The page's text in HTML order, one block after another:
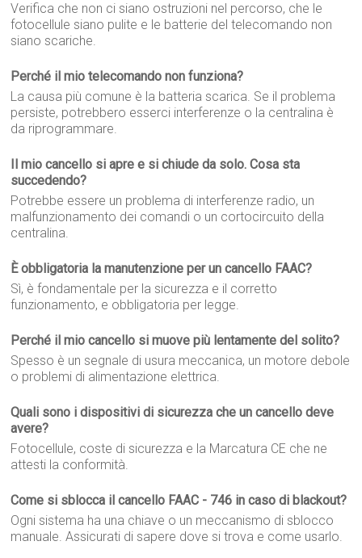
Verifica che non ci siano ostruzioni nel percorso, che le
fotocellule siano pulite e le batterie del telecomando non
siano scariche.
Perché il mio telecomando non funziona?
La causa più comune è la batteria scarica. Se il problema
persiste, potrebbero esserci interferenze o la centralina è
da riprogrammare.
Il mio cancello si apre e si chiude da solo. Cosa sta
succedendo?
Potrebbe essere un problema di interferenze radio, un
malfunzionamento dei comandi o un cortocircuito della
centralina.
È obbligatoria la manutenzione per un cancello FAAC?
Sì, è fondamentale per la sicurezza e il corretto
funzionamento, e obbligatoria per legge.
Perché il mio cancello si muove più lentamente del solito?
Spesso è un segnale di usura meccanica, un motore debole
o problemi di alimentazione elettrica.
Quali sono i dispositivi di sicurezza che un cancello deve
avere?
Fotocellule, coste di sicurezza e la Marcatura CE che ne
attesti la conformità.
Come si sblocca il cancello FAAC - 746 in caso di blackout?
Ogni sistema ha una chiave o un meccanismo di sblocco
manuale. Assicurati di sapere dove si trova e come usarlo.